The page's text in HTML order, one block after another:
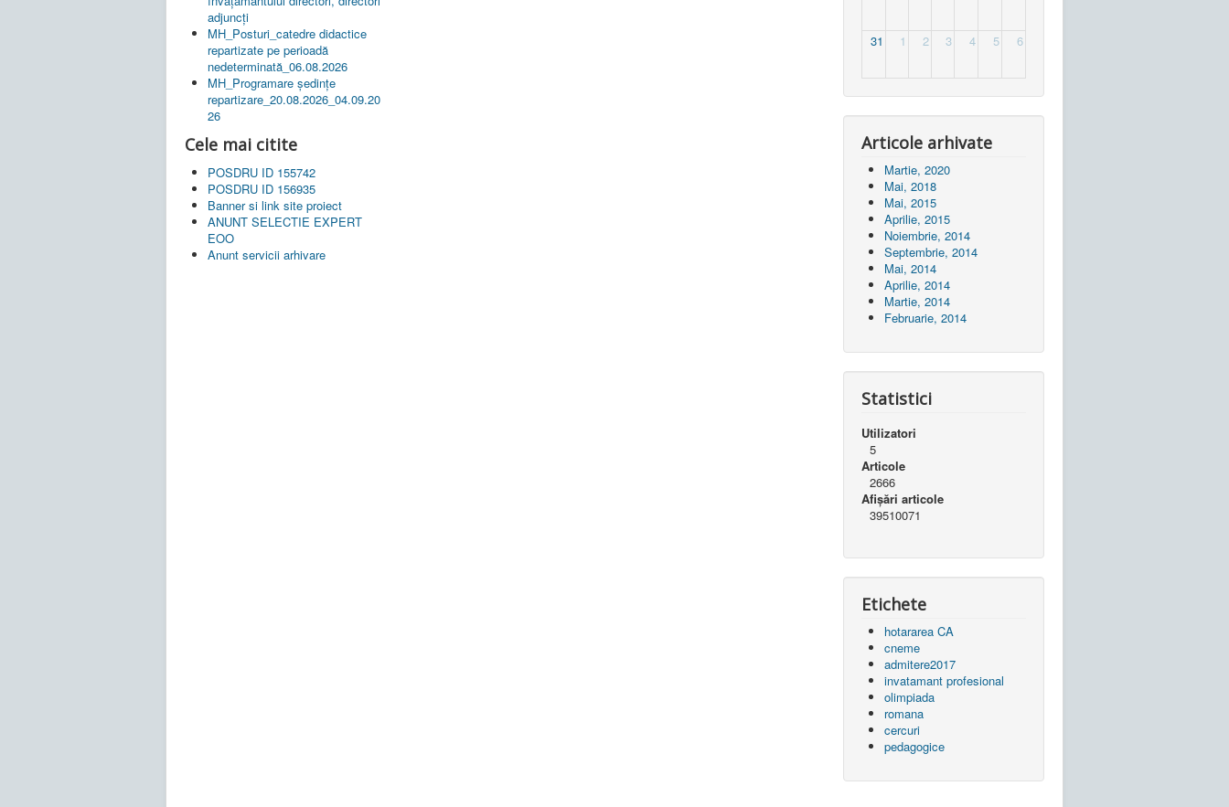
adjuncți
MH_Posturi_catedre didactice
repartizate pe perioadă
nedeterminată_06.08.2026
MH_Programare ședințe
repartizare_20.08.2026_04.09.20
26
Cele mai citite
POSDRU ID 155742
POSDRU ID 156935
Banner si link site proiect
ANUNT SELECTIE EXPERT
EOO
Anunt servicii arhivare
31 1 2 3 4 5 6
Articole arhivate
Martie, 2020
Mai, 2018
Mai, 2015
Aprilie, 2015
Noiembrie, 2014
Septembrie, 2014
Mai, 2014
Aprilie, 2014
Martie, 2014
Februarie, 2014
Statistici
Utilizatori
5
Articole
2666
Afișări articole
39510071
Etichete
hotararea CA
cneme
admitere2017
invatamant profesional
olimpiada
romana
cercuri
pedagogice